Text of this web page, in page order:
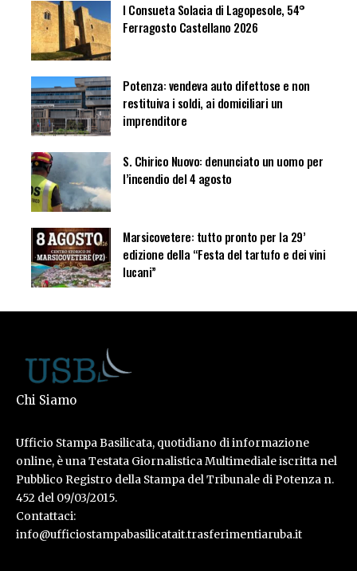
I Consueta Solacia di Lagopesole, 54°
Ferragosto Castellano 2026
Potenza: vendeva auto difettose e non
restituiva i soldi, ai domiciliari un
imprenditore
S. Chirico Nuovo: denunciato un uomo per
l’incendio del 4 agosto
Marsicovetere: tutto pronto per la 29’
edizione della “Festa del tartufo e dei vini
lucani”
Chi Siamo
Ufficio Stampa Basilicata, quotidiano di informazione
online, è una Testata Giornalistica Multimediale iscritta nel
Pubblico Registro della Stampa del Tribunale di Potenza n.
452 del 09/03/2015.
Contattaci:
info@ufficiostampabasilicatait.trasferimentiaruba.it